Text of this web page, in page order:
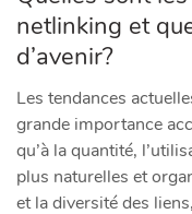
netlinking et
d’avenir?
Les tendances
grande importance
qu’à la quantité,
plus naturelles et
et la diversité des